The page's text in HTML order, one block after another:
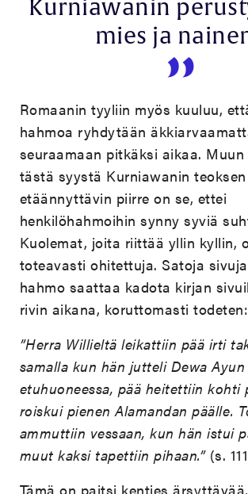
Kurniawanin
mies ja
Romaanin tyyliin myös kuuluu,
hahmoa ryhdytään
seuraamaan pitkäksi aikaa. Muun
tästä syystä Kurniawanin teoksen
etäännyttävin piirre on se, ettei
henkilöhahmoihin synny syviä
Kuolemat, joita riittää yllin kyllin,
toteavasti ohitettuja. Satoja
hahmo saattaa kadota kirjan
rivin aikana, koruttomasti todeten:
”Herra Willieltä leikattiin pää irti
samalla kun hän jutteli Dewa Ayun
etuhuoneessa, pää heitettiin kohti
roiskui pienen Alamandan päälle.
ammuttiin vessaan, kun hän istui
muut kaksi tapettiin pihaan.” (s.
Tämä on paitsi kenties